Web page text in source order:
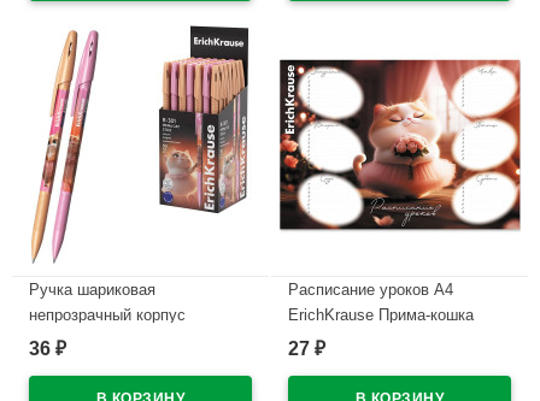
Ручка шариковая
непрозрачный корпус
(ErichKrause) Прима-кошка
арт.65352 (Ст.50)
36 ₽
Расписание уроков А4
ErichKrause Прима-кошка
арт.65307
27 ₽